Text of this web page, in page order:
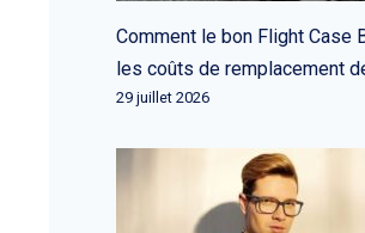
Comment le bon Flight Case
les coûts de remplacement
29 juillet 2026